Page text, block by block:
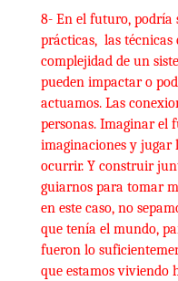
8- En el futuro, podría
prácticas, las
complejidad de un
pueden impactar o
actuamos. Las
personas. Imaginar el
imaginaciones y jugar
ocurrir. Y construir
guiarnos para tomar
en este caso, no
que tenía el mundo,
fueron lo
que estamos viviendo